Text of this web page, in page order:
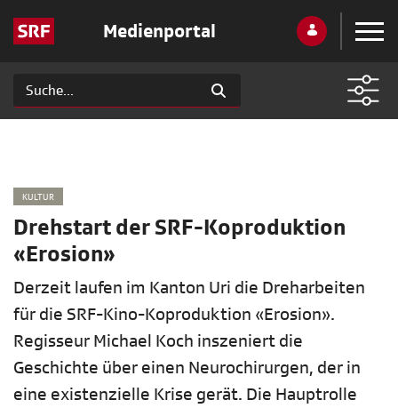
Medienportal
KULTUR
Drehstart der SRF-Koproduktion
«Erosion»
Derzeit laufen im Kanton Uri die Dreharbeiten
für die SRF-Kino-Koproduktion «Erosion».
Regisseur Michael Koch inszeniert die
Geschichte über einen Neurochirurgen, der in
eine existenzielle Krise gerät. Die Hauptrolle